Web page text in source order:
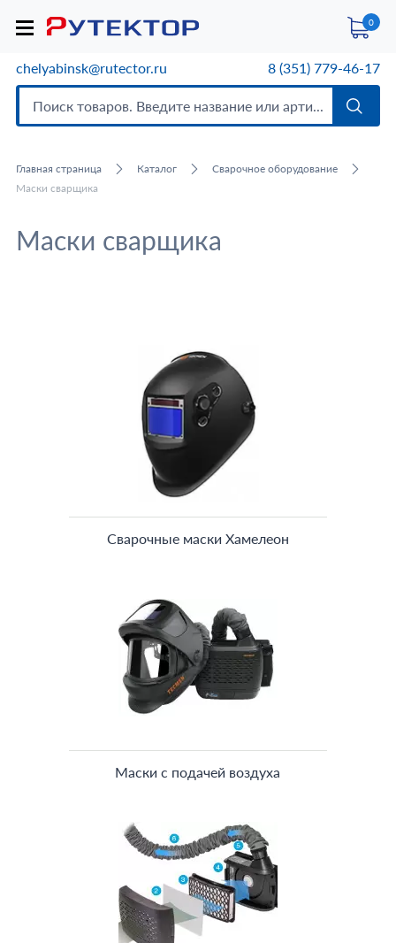
0
chelyabinsk@rutector.ru 8 (351) 779-46-17
Главная страница Каталог
Сварочное оборудование
Маски сварщика
Маски сварщика
Сварочные маски Хамелеон
Маски с подачей воздуха